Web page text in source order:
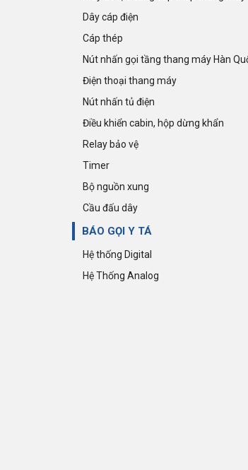
Giảm 35%
Đồng hồ đo đa chức năng - MX300
(96x96)
399.750 đ
Dây cáp điện
Cáp thép
Nút nhấn gọi tầng thang máy Hàn
Điện thoại thang máy
Nút nhấn tủ điện
Điều khiển cabin, hộp dừng khẩn
Relay bảo vệ
Timer
Bộ nguồn xung
Cầu đấu dây
BÁO GỌI Y TÁ
Hệ thống Digital
Hệ Thống Analog